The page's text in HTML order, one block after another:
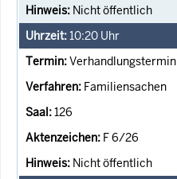
Nicht öffentlich
10:20 Uhr
Verhandlungstermin
Familiensachen
126
F 6/26
Nicht öffentlich